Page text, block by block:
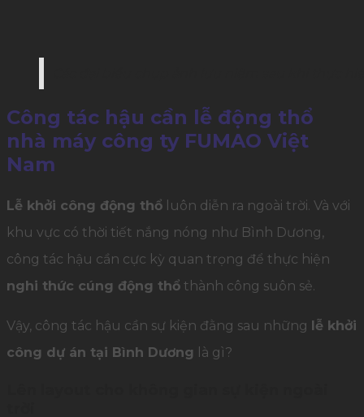
Công tác hậu cần lễ động thổ
nhà máy công ty FUMAO Việt
Nam
Lễ khởi công động thổ luôn diễn ra ngoài trời. Và với
khu vực có thời tiết nắng nóng như Bình Dương,
công tác hậu cần cực kỳ quan trọng để thực hiện
nghi thức cúng động thổ thành công suôn sẻ.
Vậy, công tác hậu cần sự kiện đằng sau những lễ khởi
công dự án tại Bình Dương
là gì?